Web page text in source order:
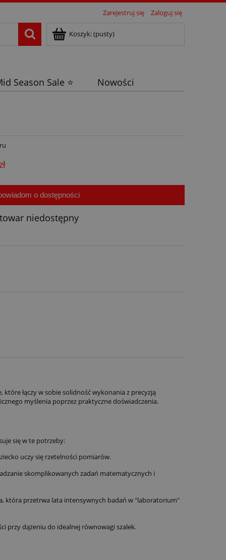
Zarejestruj się Zaloguj się
Koszyk:(pusty)
Season Sale ⭐ Nowości
o dostępności
towar niedostępny
łączy w sobie solidność wykonania z precyzją
myślenia poprzez praktyczne doświadczenia.
się w te potrzeby:
uczy się rzetelności pomiarów.
skomplikowanych zadań matematycznych i
która przetrwa lata intensywnych badań w "laboratorium"
przy dążeniu do idealnej równowagi szalek.